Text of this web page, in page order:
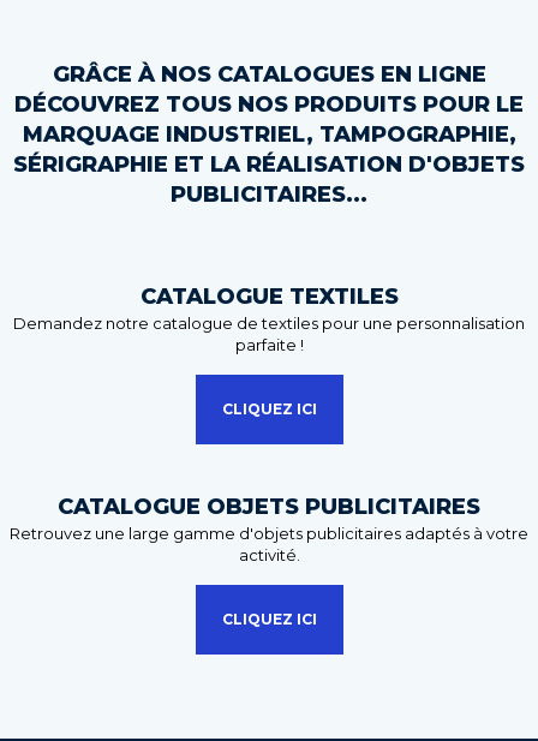
GRÂCE À NOS CATALOGUES EN LIGNE
DÉCOUVREZ TOUS NOS PRODUITS POUR LE
MARQUAGE INDUSTRIEL, TAMPOGRAPHIE,
SÉRIGRAPHIE ET LA RÉALISATION D'OBJETS
PUBLICITAIRES...
CATALOGUE TEXTILES
Demandez notre catalogue de textiles pour une personnalisation
parfaite !
CLIQUEZ ICI
CATALOGUE OBJETS PUBLICITAIRES
Retrouvez une large gamme d'objets publicitaires adaptés à votre
activité.
CLIQUEZ ICI